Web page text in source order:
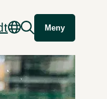
Meny